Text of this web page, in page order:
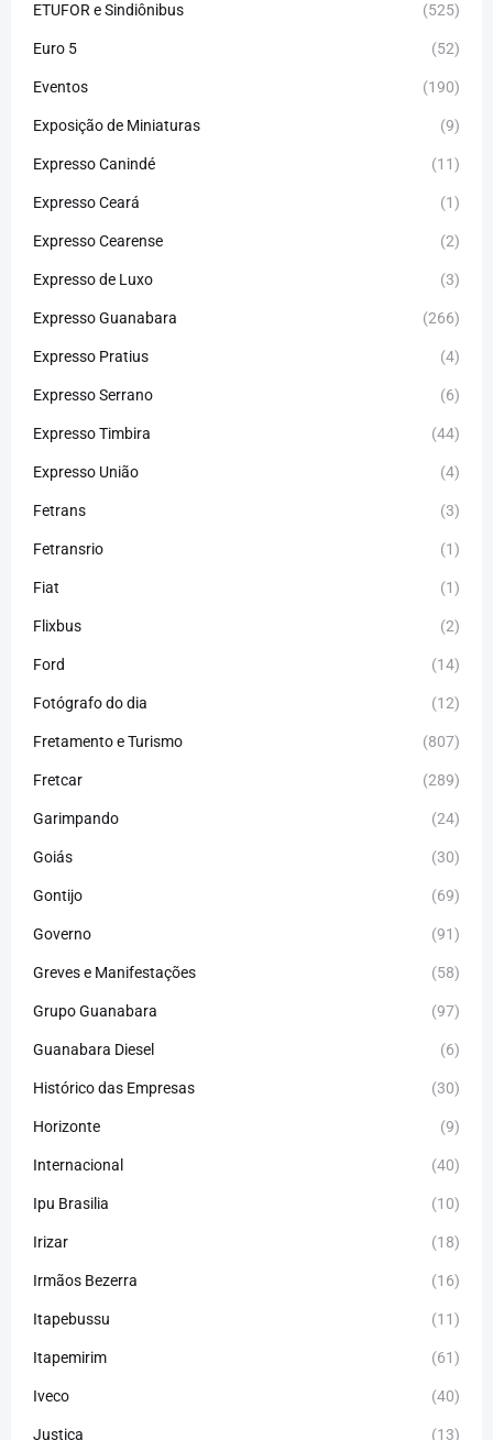
ETUFOR e Sindiônibus (525)
Euro 5 (52)
Eventos (190)
Exposição de Miniaturas (9)
Expresso Canindé (11)
Expresso Ceará (1)
Expresso Cearense (2)
Expresso de Luxo (3)
Expresso Guanabara (266)
Expresso Pratius (4)
Expresso Serrano (6)
Expresso Timbira (44)
Expresso União (4)
Fetrans (3)
Fetransrio (1)
Fiat (1)
Flixbus (2)
Ford (14)
Fotógrafo do dia (12)
Fretamento e Turismo (807)
Fretcar (289)
Garimpando (24)
Goiás (30)
Gontijo (69)
Governo (91)
Greves e Manifestações (58)
Grupo Guanabara (97)
Guanabara Diesel (6)
Histórico das Empresas (30)
Horizonte (9)
Internacional (40)
Ipu Brasilia (10)
Irizar (18)
Irmãos Bezerra (16)
Itapebussu (11)
Itapemirim (61)
Iveco (40)
Justiça (13)